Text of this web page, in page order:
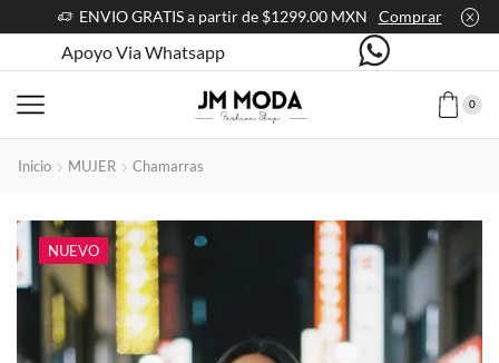
ENVIO GRATIS a partir de $1299.00 MXN Comprar
Apoyo Via Whatsapp
0
Inicio MUJER Chamarras
NUEVO